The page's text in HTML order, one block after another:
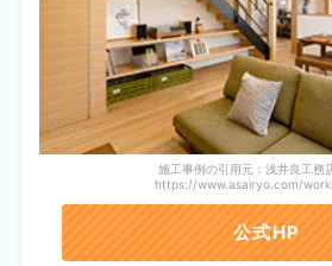
施工事例の引用元：浅井良工務
https://www.asairyo.com/
公式HP